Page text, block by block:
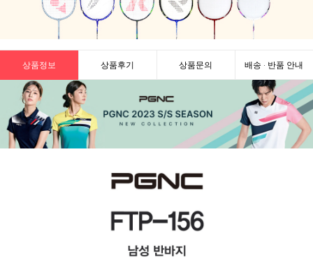
상품정보 상품후기 상품문의 배송 · 반품 안내